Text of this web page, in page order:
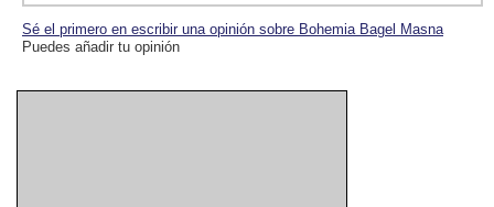
Sé el primero en escribir una opinión sobre Bohemia Bagel Masna
Puedes añadir tu opinión